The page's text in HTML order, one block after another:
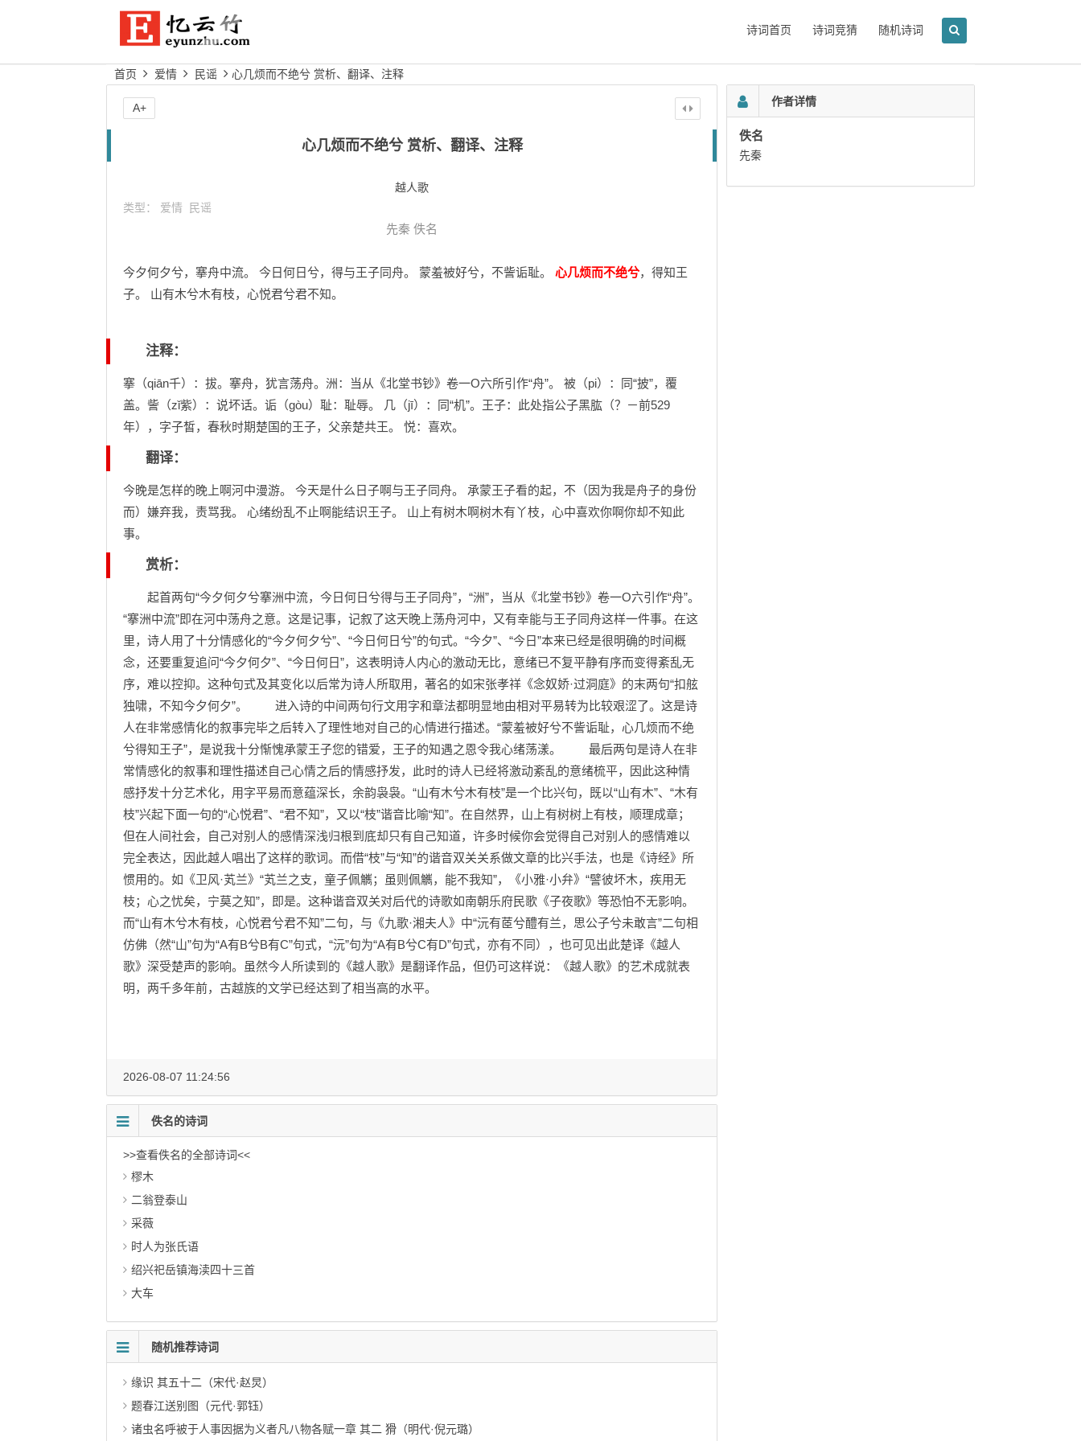
诗词首页 诗词竞猜 随机诗词
首页 爱情 民谣 心几烦而不绝兮 赏析、翻译、注释
心几烦而不绝兮 赏析、翻译、注释
越人歌
类型： 爱情 民谣
先秦 佚名
今夕何夕兮，搴舟中流。 今日何日兮，得与王子同舟。 蒙羞被好兮，不訾诟耻。 心几烦而不绝兮，得知王
子。 山有木兮木有枝，心悦君兮君不知。
注释：
搴（qiān千）：拔。搴舟，犹言荡舟。洲：当从《北堂书钞》卷一O六所引作“舟”。 被（pi）：同“披”，覆
盖。訾（zǐ紫）：说坏话。诟（gòu）耻：耻辱。 几（jī）：同“机”。王子：此处指公子黑肱（？－前529
年），字子皙，春秋时期楚国的王子，父亲楚共王。 悦：喜欢。
翻译：
今晚是怎样的晚上啊河中漫游。 今天是什么日子啊与王子同舟。 承蒙王子看的起，不（因为我是舟子的身份
而）嫌弃我，责骂我。 心绪纷乱不止啊能结识王子。 山上有树木啊树木有丫枝，心中喜欢你啊你却不知此
事。
赏析：
起首两句“今夕何夕兮搴洲中流，今日何日兮得与王子同舟”，“洲”，当从《北堂书钞》卷一O六引作“舟”。
“搴洲中流”即在河中荡舟之意。这是记事，记叙了这天晚上荡舟河中，又有幸能与王子同舟这样一件事。在这
里，诗人用了十分情感化的“今夕何夕兮”、“今日何日兮”的句式。“今夕”、“今日”本来已经是很明确的时间概
念，还要重复追问“今夕何夕”、“今日何日”，这表明诗人内心的激动无比，意绪已不复平静有序而变得紊乱无
序，难以控抑。这种句式及其变化以后常为诗人所取用，著名的如宋张孝祥《念奴娇·过洞庭》的末两句“扣舷
独啸，不知今夕何夕”。 进入诗的中间两句行文用字和章法都明显地由相对平易转为比较艰涩了。这是诗
人在非常感情化的叙事完毕之后转入了理性地对自己的心情进行描述。“蒙羞被好兮不訾诟耻，心几烦而不绝
兮得知王子”，是说我十分惭愧承蒙王子您的错爱，王子的知遇之恩令我心绪荡漾。 最后两句是诗人在非
常情感化的叙事和理性描述自己心情之后的情感抒发，此时的诗人已经将激动紊乱的意绪梳平，因此这种情
感抒发十分艺术化，用字平易而意蕴深长，余韵袅袅。“山有木兮木有枝”是一个比兴句，既以“山有木”、“木有
枝”兴起下面一句的“心悦君”、“君不知”，又以“枝”谐音比喻“知”。在自然界，山上有树树上有枝，顺理成章；
但在人间社会，自己对别人的感情深浅归根到底却只有自己知道，许多时候你会觉得自己对别人的感情难以
完全表达，因此越人唱出了这样的歌词。而借“枝”与“知”的谐音双关关系做文章的比兴手法，也是《诗经》所
惯用的。如《卫风·芄兰》“芄兰之支，童子佩觽；虽则佩觽，能不我知”，《小雅·小弁》“譬彼坏木，疾用无
枝；心之忧矣，宁莫之知”，即是。这种谐音双关对后代的诗歌如南朝乐府民歌《子夜歌》等恐怕不无影响。
而“山有木兮木有枝，心悦君兮君不知”二句，与《九歌·湘夫人》中“沅有茝兮醴有兰，思公子兮未敢言”二句相
仿佛（然“山”句为“A有B兮B有C”句式，“沅”句为“A有B兮C有D”句式，亦有不同），也可见出此楚译《越人
歌》深受楚声的影响。虽然今人所读到的《越人歌》是翻译作品，但仍可这样说：《越人歌》的艺术成就表
明，两千多年前，古越族的文学已经达到了相当高的水平。
A+
2026-08-07 11:24:56
佚名的诗词
>>查看佚名的全部诗词<<
樛木
二翁登泰山
采薇
时人为张氏语
绍兴祀岳镇海渎四十三首
大车
随机推荐诗词
缘识 其五十二（宋代·赵炅）
题春江送别图（元代·郭钰）
诸虫名呼被于人事因据为义者凡八物各赋一章 其二 猾（明代·倪元璐）
作者详情
佚名
先秦